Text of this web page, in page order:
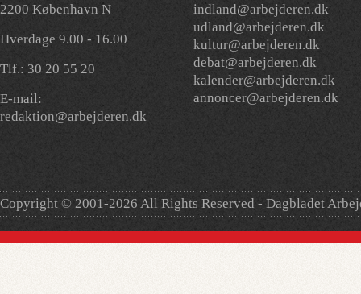
2200 København N
Hverdage 9.00 - 16.00
Tlf.: 30 20 55 20
E-mail:
redaktion@arbejderen.dk
indland@arbejderen.dk
udland@arbejderen.dk
kultur@arbejderen.dk
debat@arbejderen.dk
kalender@arbejderen.dk
annoncer@arbejderen.dk
Copyright © 2001-2026 All Rights Reserved - Dagbladet